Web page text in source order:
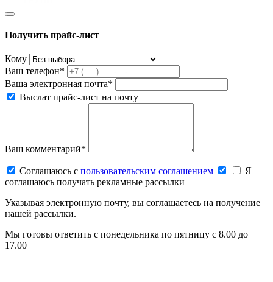
Получить прайс-лист
Кому
Ваш телефон*
Ваша электронная почта*
Выслат прайс-лист на почту
Ваш комментарий*
Соглашаюсь c пользовательским соглашением
Я
соглашаюсь получать рекламные рассылки
Указывая электронную почту, вы соглашаетесь на получение
нашей рассылки.
Мы готовы ответить с понедельника по пятницу с 8.00 до
17.00